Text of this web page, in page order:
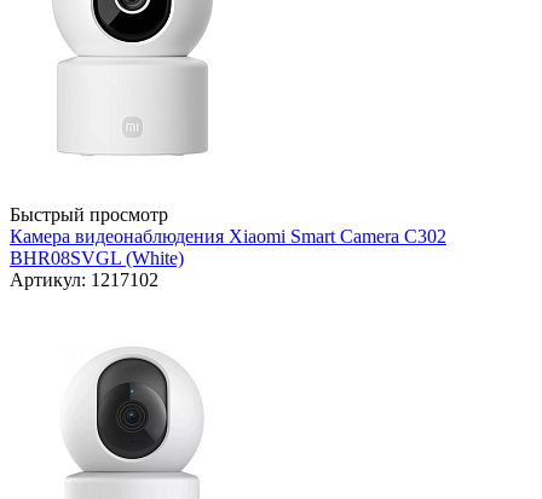
Быстрый просмотр
Камера видеонаблюдения Xiaomi Smart Camera C302
BHR08SVGL (White)
Артикул: 1217102